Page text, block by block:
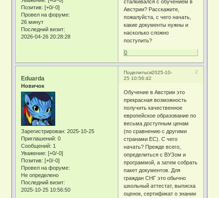
Позитив: [+0/-0]
Провел на форуме:
26 минут
Последний визит:
2026-04-26 20:28:28
сталкивался с обучением в
Австрии? Расскажите,
пожалуйста, с чего начать,
какие документы нужны и
насколько сложно
поступить?
0
Поделиться 2
2025-10-
25 10:56:42
Eduarda
Новичок
Зарегистрирован: 2025-10-25
Приглашений: 0
Сообщений: 1
Уважение: [+0/-0]
Позитив: [+0/-0]
Провел на форуме:
Не определено
Последний визит:
2025-10-25 10:56:50
Обучение в Австрии это
прекрасная возможность
получить качественное
европейское образование по
весьма доступным ценам
(по сравнению с другими
странами ЕС). С чего
начать? Прежде всего,
определиться с ВУЗом и
программой, а затем собрать
пакет документов. Для
граждан СНГ это обычно
школьный аттестат, выписка
оценок, сертификат о знании